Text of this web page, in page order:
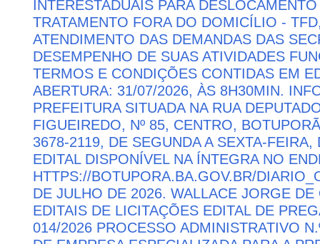
INTERESTADUAIS PARA
TRATAMENTO FORA DO DOMICÍLIO -
ATENDIMENTO DAS DEMANDAS DAS
DESEMPENHO DE SUAS ATIVIDADES
TERMOS E CONDIÇÕES CONTIDAS EM
ABERTURA: 31/07/2026, ÀS 8H30MIN.
PREFEITURA SITUADA NA RUA
FIGUEIREDO, Nº 85, CENTRO,
3678-2119, DE SEGUNDA A SEXTA-
EDITAL DISPONÍVEL NA ÍNTEGRA NO
HTTPS://BOTUPORA.BA.GOV.BR/
DE JULHO DE 2026. WALLACE JORGE
EDITAIS DE LICITAÇÕES EDITAL DE
014/2026 PROCESSO ADMINISTRATIVO